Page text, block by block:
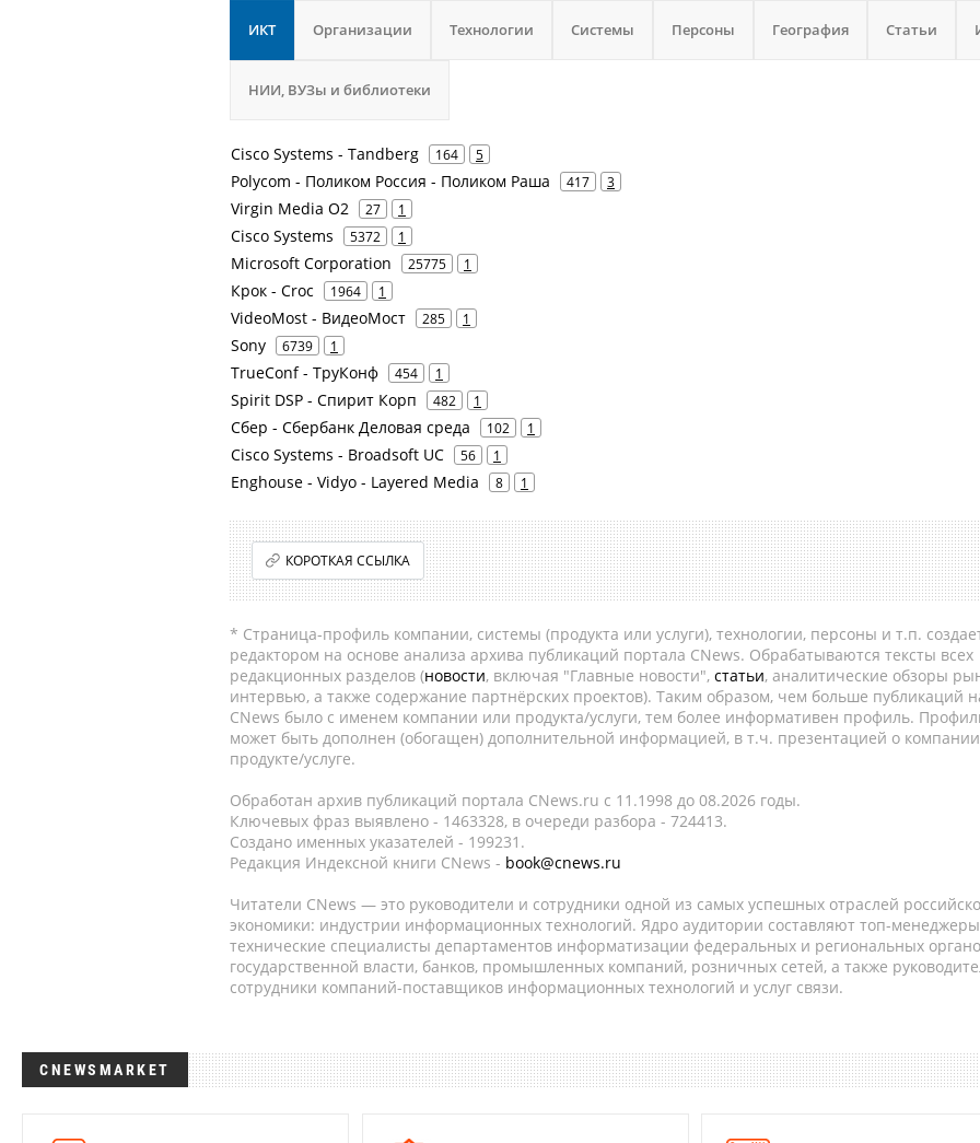
ИКТ Организации Технологии Системы Персоны География Статьи
НИИ, ВУЗы и библиотеки
Cisco Systems - Tandberg 164 5
Polycom - Поликом Россия - Поликом Раша 417 3
Virgin Media O2 27 1
Cisco Systems 5372 1
Microsoft Corporation 25775 1
Крок - Croc 1964 1
VideoMost - ВидеоМост 285 1
Sony 6739 1
TrueConf - ТруКонф 454 1
Spirit DSP - Спирит Корп 482 1
Сбер - Сбербанк Деловая среда 102 1
Cisco Systems - Broadsoft UC 56 1
Enghouse - Vidyo - Layered Media 8 1
КОРОТКАЯ ССЫЛКА
* Страница-профиль компании, системы (продукта или услуги), технологии, персоны и т.п.
редактором на основе анализа архива публикаций портала CNews. Обрабатываются тексты всех
редакционных разделов (новости, включая "Главные новости", статьи, аналитические обзоры
интервью, а также содержание партнёрских проектов). Таким образом, чем больше публикаций
CNews было с именем компании или продукта/услуги, тем более информативен профиль.
может быть дополнен (обогащен) дополнительной информацией, в т.ч. презентацией о
продукте/услуге.
Обработан архив публикаций портала CNews.ru c 11.1998 до 08.2026 годы.
Ключевых фраз выявлено - 1463328, в очереди разбора - 724413.
Создано именных указателей - 199231.
Редакция Индексной книги CNews - book@cnews.ru
Читатели CNews — это руководители и сотрудники одной из самых успешных отраслей
экономики: индустрии информационных технологий. Ядро аудитории составляют топ-
технические специалисты департаментов информатизации федеральных и региональных
государственной власти, банков, промышленных компаний, розничных сетей, а также
сотрудники компаний-поставщиков информационных технологий и услуг связи.
CNEWSMARKET